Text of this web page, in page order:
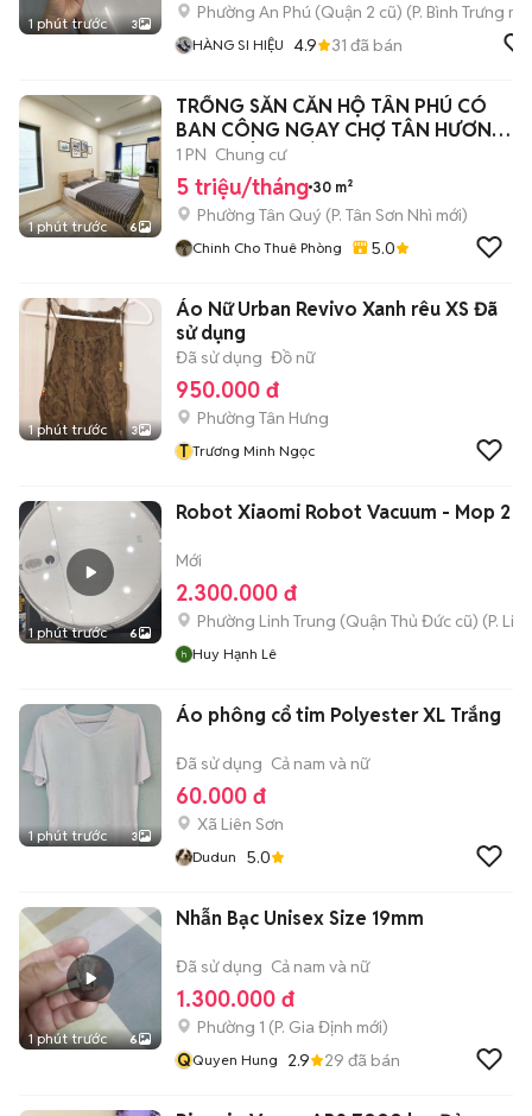
1 phút trước 3
Phường An Phú (Quận 2 cũ) (P. Bình Trưng
HÀNG SI HIỆU 4.9 31 đã bán
1 phút trước 6
TRỐNG SẴN CĂN HỘ TÂN PHÚ CÓ
BAN CÔNG NGAY CHỢ TÂN HƯƠNG,
AEON TÂN PHÚ
1 PN Chung cư
5 triệu/tháng 30 m²
Phường Tân Quý (P. Tân Sơn Nhì mới)
Chinh Cho Thuê Phòng 5.0
1 phút trước 3
Áo Nữ Urban Revivo Xanh rêu XS Đã
sử dụng
Đã sử dụng Đồ nữ
950.000 đ
Phường Tân Hưng
T Trương Minh Ngọc
1 phút trước 6
Robot Xiaomi Robot Vacuum - Mop 2
Mới
2.300.000 đ
Phường Linh Trung (Quận Thủ Đức cũ) (P.
Huy Hạnh Lê
1 phút trước 3
Áo phông cổ tim Polyester XL Trắng
Đã sử dụng Cả nam và nữ
60.000 đ
Xã Liên Sơn
Dudun 5.0
1 phút trước 6
Nhẫn Bạc Unisex Size 19mm
Đã sử dụng Cả nam và nữ
1.300.000 đ
Phường 1 (P. Gia Định mới)
QQuyen Hung 2.9 29 đã bán